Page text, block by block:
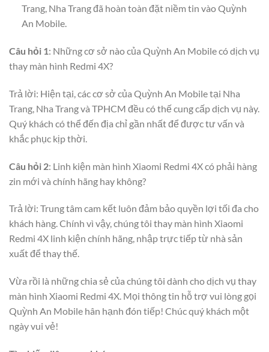
Trang, Nha Trang đã hoàn toàn đặt niềm tin vào Quỳnh
An Mobile.
Câu hỏi 1: Những cơ sở nào của Quỳnh An Mobile có dịch vụ
thay màn hình Redmi 4X?
Trả lời: Hiện tại, các cơ sở của Quỳnh An Mobile tại Nha
Trang, Nha Trang và TPHCM đều có thế cung cấp dịch vụ này.
Quý khách có thể đến địa chỉ gần nhất để được tư vấn và
khắc phục kịp thời.
Câu hỏi 2: Linh kiện màn hình Xiaomi Redmi 4X có phải hàng
zin mới và chính hãng hay không?
Trả lời: Trung tâm cam kết luôn đảm bảo quyền lợi tối đa cho
khách hàng. Chính vì vậy, chúng tôi thay màn hình Xiaomi
Redmi 4X linh kiện chính hãng, nhập trực tiếp từ nhà sản
xuất để thay thế.
Vừa rồi là những chia sẻ của chúng tôi dành cho dịch vụ thay
màn hình Xiaomi Redmi 4X. Mọi thông tin hỗ trợ vui lòng gọi
Quỳnh An Mobile hân hạnh đón tiếp! Chúc quý khách một
ngày vui vẻ!